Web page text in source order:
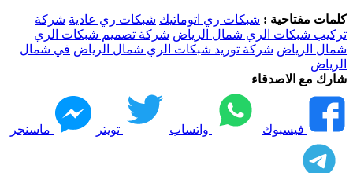
كلمات مفتاحية : شبكات ري اتوماتيك شبكات ري عادية شركة
تركيب شبكات الري شمال الرياض شركة تصميم شبكات الري
شمال الرياض شركة توريد شبكات الري شمال الرياض في شمال
الرياض
شارك مع الاصدقاء
فيسبوك واتساب تويتر ماسنجر